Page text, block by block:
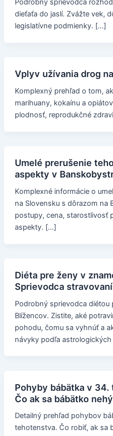
Podrobný sprievodca
dieťaťa do jaslí. Zvážte vek,
legislatívne podmienky. […]
Vplyv užívania drog
Komplexný prehľad o tom,
marihuany, kokaínu a
plodnosť, reprodukčné
Umelé prerušenie
aspekty v
Komplexné informácie o
na Slovensku s dôrazom na
postupy, cena, starostlivosť
aspekty. […]
Diéta pre ženy v
Sprievodca
Podrobný sprievodca diétou
Blížencov. Zistite, aké
pohodu, čomu sa vyhnúť a
návyky podľa
Pohyby bábätka v
Čo ak sa bábätko
Detailný prehľad pohybov
tehotenstva. Čo robiť, ak sa